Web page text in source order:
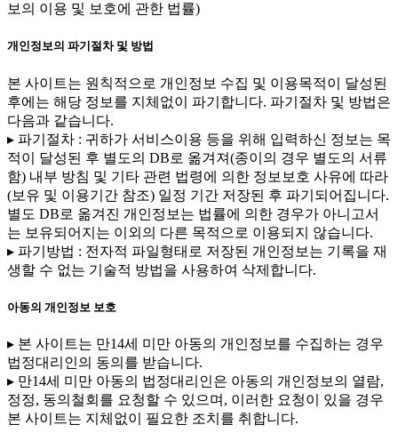
보의 이용 및 보호에 관한 법률)
개인정보의 파기절차 및 방법
본 사이트는 원칙적으로 개인정보 수집 및 이용목적이 달성된
후에는 해당 정보를 지체없이 파기합니다. 파기절차 및 방법은
다음과 같습니다.
▸ 파기절차 : 귀하가 서비스이용 등을 위해 입력하신 정보는 목
적이 달성된 후 별도의 DB로 옮겨져(종이의 경우 별도의 서류
함) 내부 방침 및 기타 관련 법령에 의한 정보보호 사유에 따라
(보유 및 이용기간 참조) 일정 기간 저장된 후 파기되어집니다.
별도 DB로 옮겨진 개인정보는 법률에 의한 경우가 아니고서
는 보유되어지는 이외의 다른 목적으로 이용되지 않습니다.
▸ 파기방법 : 전자적 파일형태로 저장된 개인정보는 기록을 재
생할 수 없는 기술적 방법을 사용하여 삭제합니다.
아동의 개인정보 보호
▸ 본 사이트는 만14세 미만 아동의 개인정보를 수집하는 경우
법정대리인의 동의를 받습니다.
▸ 만14세 미만 아동의 법정대리인은 아동의 개인정보의 열람,
정정, 동의철회를 요청할 수 있으며, 이러한 요청이 있을 경우
본 사이트는 지체없이 필요한 조치를 취합니다.